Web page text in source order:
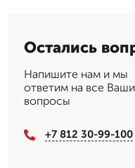
Остались
Напишите нам и мы
ответим на все Ваши
вопросы
+7 812 30-99-100